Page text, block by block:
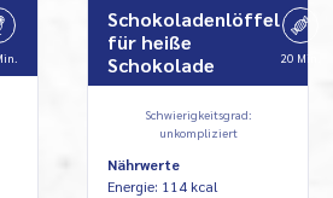
Schokoladenlöffel
für heiße
Schokolade
20 Min.
Schwierigkeitsgrad:
unkompliziert
Nährwerte
Energie: 114 kcal